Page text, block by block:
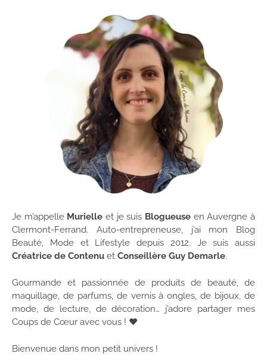
Je m’appelle Murielle et je suis Blogueuse en Auvergne à
Clermont-Ferrand. Auto-entrepreneuse, j’ai mon Blog
Beauté, Mode et Lifestyle depuis 2012. Je suis aussi
Créatrice de Contenu et Conseillère Guy Demarle.
Gourmande et passionnée de produits de beauté, de
maquillage, de parfums, de vernis à ongles, de bijoux, de
mode, de lecture, de décoration… j’adore partager mes
Coups de Cœur avec vous ! ♥
Bienvenue dans mon petit univers !